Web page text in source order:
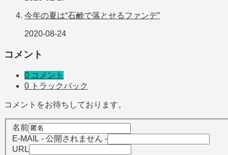
今年の夏は“石鹸で落とせるファンデ”
2020-08-24
コメント
0 コメント
0 トラックバック
コメントをお待ちしております。
名前
E-MAIL - 公開されません -
URL